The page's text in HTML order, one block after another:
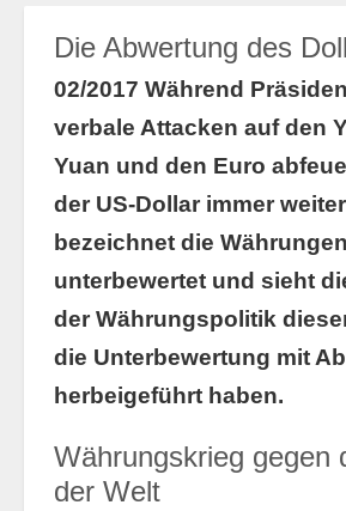
Die Abwertung des
02/2017 Während
verbale Attacken auf den
Yuan und den Euro
der US-Dollar immer
bezeichnet die
unterbewertet und sieht
der Währungspolitik
die Unterbewertung mit
herbeigeführt haben.
Währungskrieg gegen
der Welt